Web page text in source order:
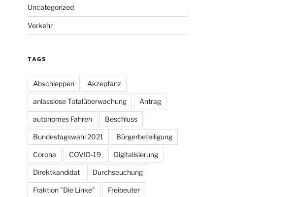
Uncategorized
Verkehr
TAGS
Abschleppen Akzeptanz
anlasslose Totalüberwachung Antrag
autonomes Fahren Beschluss
Bundestagswahl 2021 Bürgerbeteiligung
Corona COVID-19 Digitalisierung
Direktkandidat Durchseuchung
Fraktion "Die Linke" Freibeuter